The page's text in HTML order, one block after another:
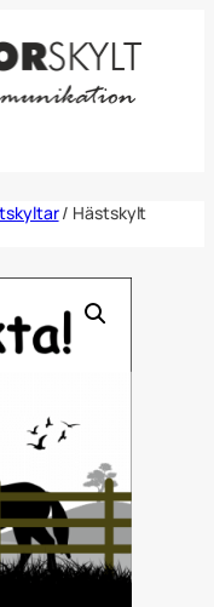
/ Hästskylt